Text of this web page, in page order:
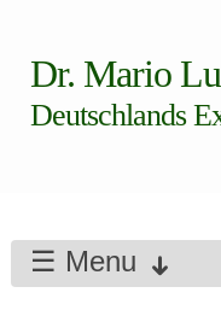
Dr. Mario
Deutschlands
☰ Menu